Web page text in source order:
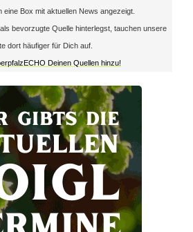
eine Box mit aktuellen News angezeigt.
bevorzugte Quelle hinterlegst, tauchen unsere
dort häufiger für Dich auf.
Deinen Quellen hinzu!